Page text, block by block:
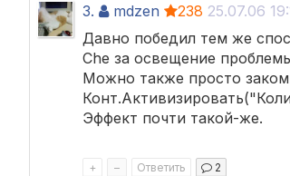
3. mdzen 238 25.07.06
Давно победил тем же
Che за освещение
Можно также просто
Эффект почти такой-же.
+ – Ответить 2